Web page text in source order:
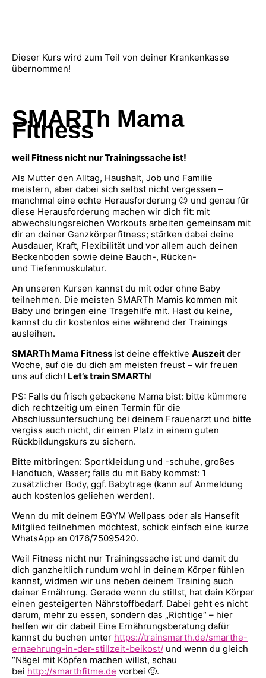
Dieser Kurs wird zum Teil von deiner Krankenkasse
übernommen!
SMARTh Mama
Fitness
weil Fitness nicht nur Trainingssache ist!
Als Mutter den Alltag, Haushalt, Job und Familie
meistern, aber dabei sich selbst nicht vergessen –
manchmal eine echte Herausforderung 😉 und genau für
diese Herausforderung machen wir dich fit: mit
abwechslungsreichen Workouts arbeiten gemeinsam mit
dir an deiner Ganzkörperfitness; stärken dabei deine
Ausdauer, Kraft, Flexibilität und vor allem auch deinen
Beckenboden sowie deine Bauch-, Rücken-
und Tiefenmuskulatur.
An unseren Kursen kannst du mit oder ohne Baby
teilnehmen. Die meisten SMARTh Mamis kommen mit
Baby und bringen eine Tragehilfe mit. Hast du keine,
kannst du dir kostenlos eine während der Trainings
ausleihen.
SMARTh Mama Fitness ist deine effektive Auszeitder
Woche, auf die du dich am meisten freust – wir freuen
uns auf dich! Let’s train SMARTh!
PS: Falls du frisch gebackene Mama bist: bitte kümmere
dich rechtzeitig um einen Termin für die
Abschlussuntersuchung bei deinem Frauenarzt und bitte
vergiss auch nicht, dir einen Platz in einem guten
Rückbildungskurs zu sichern.
Bitte mitbringen: Sportkleidung und -schuhe, großes
Handtuch, Wasser; falls du mit Baby kommst: 1
zusätzlicher Body, ggf. Babytrage (kann auf Anmeldung
auch kostenlos geliehen werden).
Wenn du mit deinem EGYM Wellpass oder als Hansefit
Mitglied teilnehmen möchtest, schick einfach eine kurze
WhatsApp an 0176/75095420.
Weil Fitness nicht nur Trainingssache ist und damit du
dich ganzheitlich rundum wohl in deinem Körper fühlen
kannst, widmen wir uns neben deinem Training auch
deiner Ernährung. Gerade wenn du stillst, hat dein Körper
einen gesteigerten Nährstoffbedarf. Dabei geht es nicht
darum, mehr zu essen, sondern das „Richtige“ – hier
helfen wir dir dabei! Eine Ernährungsberatung dafür
kannst du buchen unter https://trainsmarth.de/smarthe-
ernaehrung-in-der-stillzeit-beikost/ und wenn du gleich
“Nägel mit Köpfen machen willst, schau
bei http://smarthfitme.de vorbei 🙂.